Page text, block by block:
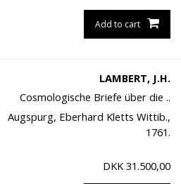
Add to cart
LAMBERT, J.H.
Cosmologische Briefe über die ..
Augspurg, Eberhard Kletts Wittib.,
1761.
DKK 31.500,00